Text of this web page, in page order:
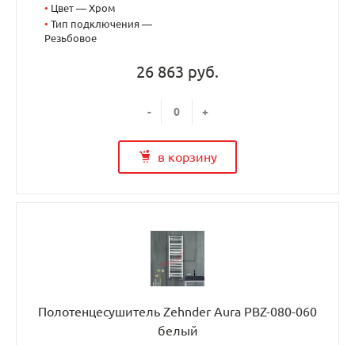
• Цвет — Хром
• Тип подключения —
Резьбовое
26 863 руб.
- +
в корзину
Полотенцесушитель Zehnder Aura PBZ-080-060
белый